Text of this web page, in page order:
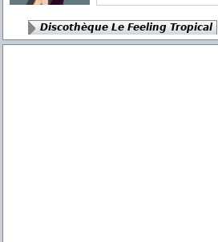
Discothèque Le Feeling Tropical